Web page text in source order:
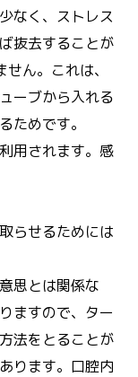
なく、ストレス
抜去することが
ん。これは、
ーブから入れる
ためです。
用されます。感
らせるためには
思とは関係な
ますので、ター
法をとることが
ります。口腔内